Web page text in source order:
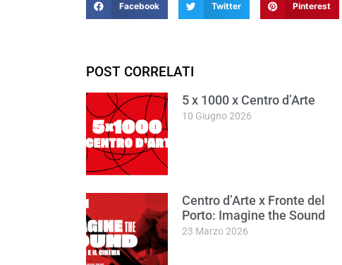
Facebook Twitter Pinterest
POST CORRELATI
5 x 1000 x Centro d’Arte
10 Giugno 2026
Centro d’Arte x Fronte del
Porto: Imagine the Sound
23 Marzo 2026